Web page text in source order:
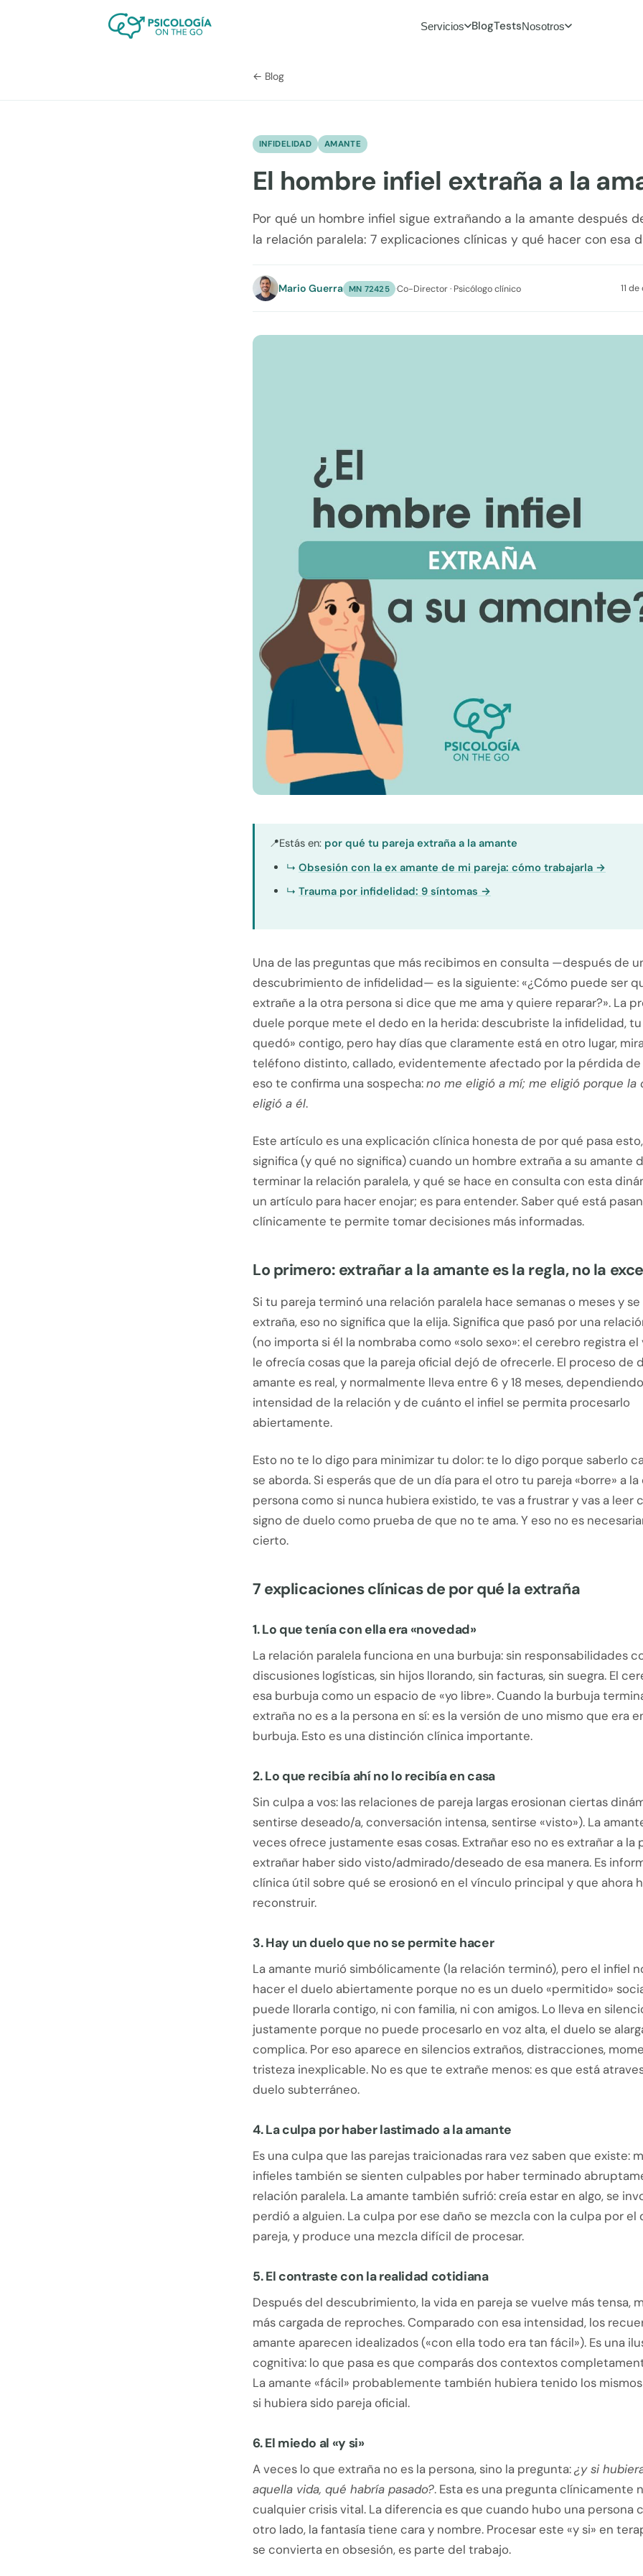
Servicios BlogTestsNosotros
← Blog
INFIDELIDAD AMANTE
El hombre infiel extraña a la
Por qué un hombre infiel sigue extrañando a la amante después
la relación paralela: 7 explicaciones clínicas y qué hacer con esa
Mario Guerra MN 72425 ·Co-Director · Psicólogo clínico 11
📍Estás en: por qué tu pareja extraña a la amante
Obsesión con la ex amante de mi pareja: cómo trabajarla →
Trauma por infidelidad: 9 síntomas →
Una de las preguntas que más recibimos en consulta —después de
descubrimiento de infidelidad— es la siguiente: «¿Cómo puede ser
extrañe a la otra persona si dice que me ama y quiere reparar?». La
duele porque mete el dedo en la herida: descubriste la infidelidad, tu
quedó» contigo, pero hay días que claramente está en otro lugar,
teléfono distinto, callado, evidentemente afectado por la pérdida de
eso te confirma una sospecha:no me eligió a mí; me eligió porque la
eligió a él.
Este artículo es una explicación clínica honesta de por qué pasa
significa (y qué no significa) cuando un hombre extraña a su amante
terminar la relación paralela, y qué se hace en consulta con esta
un artículo para hacer enojar; es para entender. Saber qué está
clínicamente te permite tomar decisiones más informadas.
Lo primero: extrañar a la amante es la regla, no la
Si tu pareja terminó una relación paralela hace semanas o meses y
extraña, eso no significa que la elija. Significa que pasó por una
(no importa si él la nombraba como «solo sexo»: el cerebro registra
le ofrecía cosas que la pareja oficial dejó de ofrecerle. El proceso de
amante es real, y normalmente lleva entre 6 y 18 meses,
intensidad de la relación y de cuánto el infiel se permita procesarlo
abiertamente.
Esto no te lo digo para minimizar tu dolor: te lo digo porque saberlo
se aborda. Si esperás que de un día para el otro tu pareja «borre» a la
persona como si nunca hubiera existido, te vas a frustrar y vas a leer
signo de duelo como prueba de que no te ama. Y eso no es
cierto.
7 explicaciones clínicas de por qué la extraña
1. Lo que tenía con ella era «novedad»
La relación paralela funciona en una burbuja: sin responsabilidades
discusiones logísticas, sin hijos llorando, sin facturas, sin suegra. El
esa burbuja como un espacio de «yo libre». Cuando la burbuja
extraña no es a la persona en sí: es la versión de uno mismo que era
burbuja. Esto es una distinción clínica importante.
2. Lo que recibía ahí no lo recibía en casa
Sin culpa a vos: las relaciones de pareja largas erosionan ciertas
sentirse deseado/a, conversación intensa, sentirse «visto»). La
veces ofrece justamente esas cosas. Extrañar eso no es extrañar a la
extrañar haber sido visto/admirado/deseado de esa manera. Es
clínica útil sobre qué se erosionó en el vínculo principal y que ahora
reconstruir.
3. Hay un duelo que no se permite hacer
La amante murió simbólicamente (la relación terminó), pero el infiel
hacer el duelo abiertamente porque no es un duelo «permitido»
puede llorarla contigo, ni con familia, ni con amigos. Lo lleva en
justamente porque no puede procesarlo en voz alta, el duelo se
complica. Por eso aparece en silencios extraños, distracciones,
tristeza inexplicable. No es que te extrañe menos: es que está
duelo subterráneo.
4. La culpa por haber lastimado a la amante
Es una culpa que las parejas traicionadas rara vez saben que existe:
infieles también se sienten culpables por haber terminado
relación paralela. La amante también sufrió: creía estar en algo, se
perdió a alguien. La culpa por ese daño se mezcla con la culpa por el
pareja, y produce una mezcla difícil de procesar.
5. El contraste con la realidad cotidiana
Después del descubrimiento, la vida en pareja se vuelve más tensa,
más cargada de reproches. Comparado con esa intensidad, los
amante aparecen idealizados («con ella todo era tan fácil»). Es una
cognitiva: lo que pasa es que comparás dos contextos
La amante «fácil» probablemente también hubiera tenido los
si hubiera sido pareja oficial.
6. El miedo al «y si»
A veces lo que extraña no es la persona, sino la pregunta:¿y si
aquella vida, qué habría pasado?. Esta es una pregunta clínicamente
cualquier crisis vital. La diferencia es que cuando hubo una persona
otro lado, la fantasía tiene cara y nombre. Procesar este «y si» en
se convierta en obsesión, es parte del trabajo.